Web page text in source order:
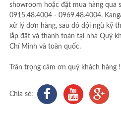
showroom hoặc đặt mua hàng qua
0915.48.4004 - 0969.48.4004.
xử lý đơn hàng, sau đó đội ngũ kỹ
lắp đặt và thanh toán tại nhà Quý
Chí Minh và toàn quốc.
Trân trọng cảm ơn quý khách hàng !
Chia sẻ: